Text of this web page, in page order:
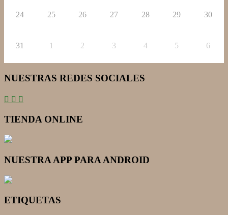
24 25 26 27 28 29 30
31 1 2 3 4 5 6
NUESTRAS REDES SOCIALES
TIENDA ONLINE
NUESTRA APP PARA ANDROID
ETIQUETAS